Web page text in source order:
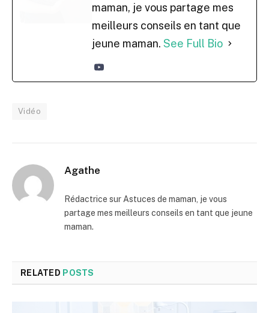
maman, je vous partage mes
meilleurs conseils en tant que
jeune maman. See Full Bio
Vidéo
Agathe
Rédactrice sur Astuces de maman, je vous
partage mes meilleurs conseils en tant que jeune
maman.
RELATED POSTS